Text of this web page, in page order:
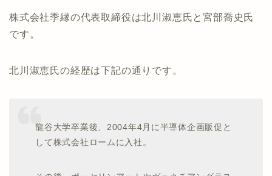
株式会社季縁の代表取締役は北川淑恵氏と宮部喬史氏
です。
北川淑恵氏の経歴は下記の通りです。
龍谷大学卒業後、2004年4月に半導体企画販促と
して株式会社ロームに入社。